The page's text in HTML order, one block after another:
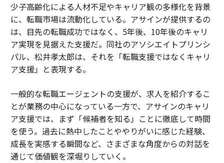
少子高齢化による人材不足やキャリア観の多様化を背景
に、転職市場は流動化している。アサインが提供するの
は、目先の転職成功ではなく、5年後、10年後のキャリ
ア実現を見据えた支援だ。同社のアソシエイトプリンシ
パル、松井孝太郎は、それを「転職支援ではなくキャリ
ア支援」と表現する。
一般的な転職エージェントの支援が、求人を紹介するこ
とが業務の中心になっている一方で、アサインのキャリ
ア支援では、まず「候補者を知る」ことに徹底して時間
を使う。過去に熱中したことややりがいに感じた経験、
成長を実感する瞬間など、さまざまな角度からの対話を
通じて価値観を深堀りしていく。